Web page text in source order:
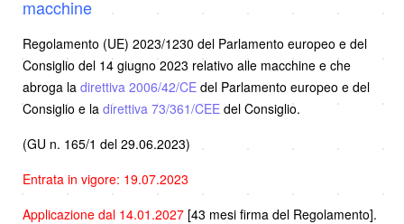
macchine
Regolamento (UE) 2023/1230 del Parlamento europeo e del
Consiglio del 14 giugno 2023 relativo alle macchine e che
abroga la direttiva 2006/42/CE del Parlamento europeo e del
Consiglio e la direttiva 73/361/CEE del Consiglio.
(GU n. 165/1 del 29.06.2023)
Entrata in vigore: 19.07.2023
Applicazione dal 14.01.2027 [43 mesi firma del Regolamento].